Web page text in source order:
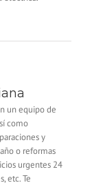
un equipo de
como
y
o reformas
urgentes 24
etc. Te